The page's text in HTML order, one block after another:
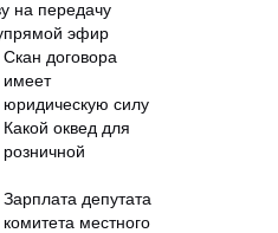
на передачу
прямой эфир
Скан договора
имеет
юридическую силу
Какой оквед для
розничной
Зарплата депутата
комитета местного